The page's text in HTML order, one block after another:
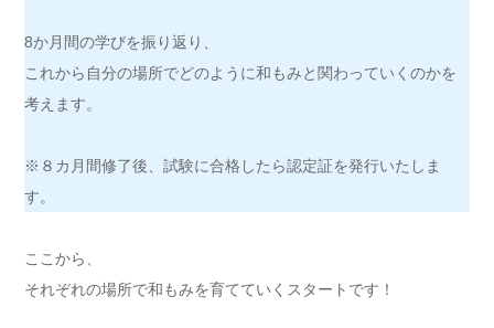
8か月間の学びを振り返り、
これから自分の場所でどのように和もみと関わっていくのかを
考えます。
※８カ月間修了後、試験に合格したら認定証を発行いたしま
す。
ここから、
それぞれの場所で和もみを育てていくスタートです！